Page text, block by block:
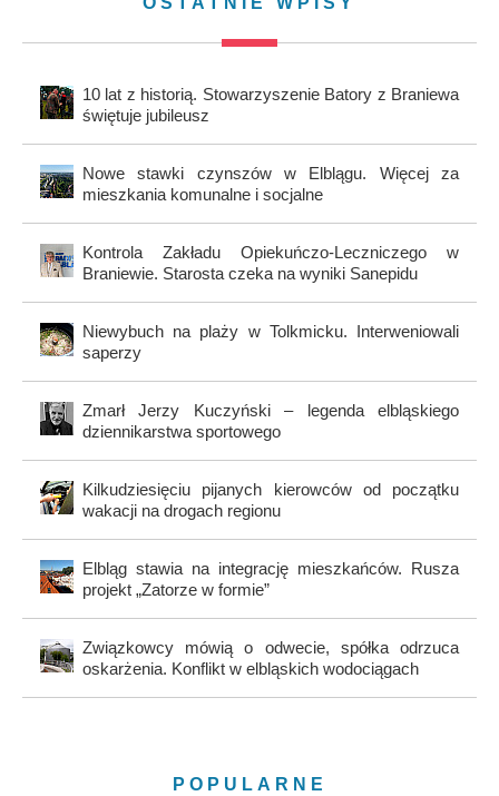
10 lat z historią. Stowarzyszenie Batory z Braniewa
świętuje jubileusz
Nowe stawki czynszów w Elblągu. Więcej za
mieszkania komunalne i socjalne
Kontrola Zakładu Opiekuńczo-Leczniczego w
Braniewie. Starosta czeka na wyniki Sanepidu
Niewybuch na plaży w Tolkmicku. Interweniowali
saperzy
Zmarł Jerzy Kuczyński – legenda elbląskiego
dziennikarstwa sportowego
Kilkudziesięciu pijanych kierowców od początku
wakacji na drogach regionu
Elbląg stawia na integrację mieszkańców. Rusza
projekt „Zatorze w formie”
Związkowcy mówią o odwecie, spółka odrzuca
oskarżenia. Konflikt w elbląskich wodociągach
POPULARNE